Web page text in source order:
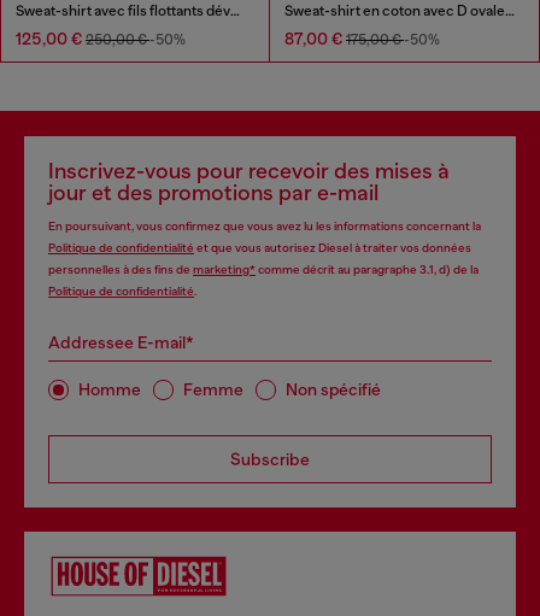
Sweat-shirt avec fils flottants dévorés
125,00 € 250,00 €-50%
Sweat-shirt en coton avec D ovale floqué
87,00 € 175,00 €-50%
Inscrivez-vous pour recevoir des mises à
jour et des promotions par e-mail
En poursuivant, vous confirmez que vous avez lu les informations concernant la
Politique de confidentialité et que vous autorisez Diesel à traiter vos données
personnelles à des fins de marketing*comme décrit au paragraphe 3.1, d) de la
Politique de confidentialité
Addressee E-mail*
Homme Femme Non spécifié
Subscribe